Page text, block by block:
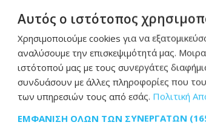
Αυτός ο ιστότοπος
Χρησιμοποιούμε cookies για να
αναλύσουμε την επισκεψιμότητά μας.
ιστότοπού μας με τους συνεργάτες
συνδυάσουν με άλλες πληροφορίες που
των υπηρεσιών τους από εσάς. Πολιτική
ΕΜΦΆΝΙΣΗ ΌΛΩΝ ΤΩΝ ΣΥΝΕΡΓΑΤΏΝ